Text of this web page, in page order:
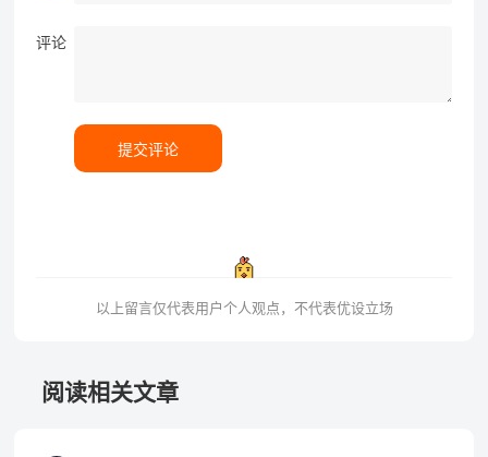
评论
提交评论
以上留言仅代表用户个人观点，不代表优设立场
阅读相关文章